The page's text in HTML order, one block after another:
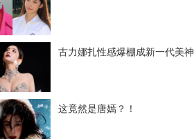
古力娜扎性感爆棚成新一代美神
这竟然是唐嫣？！